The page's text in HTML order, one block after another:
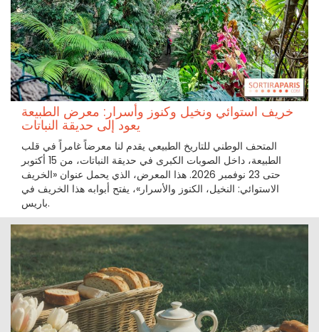
خريف استوائي ونخيل وكنوز وأسرار: معرض الطبيعة
يعود إلى حديقة النباتات
المتحف الوطني للتاريخ الطبيعي يقدم لنا معرضاً غامراً في قلب
الطبيعة، داخل الصوبات الكبرى في حديقة النباتات، من 15 أكتوبر
حتى 23 نوفمبر 2026. هذا المعرض، الذي يحمل عنوان «الخريف
الاستوائي: النخيل، الكنوز والأسرار»، يفتح أبوابه هذا الخريف في
باريس.